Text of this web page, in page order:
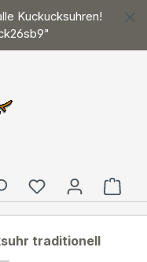
Kuckucksuhren!
traditionell